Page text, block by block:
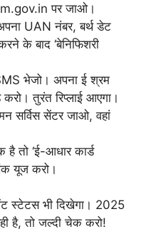
पर जाओ।
UAN नंबर, बर्थ डेट
के बाद ‘बेनिफिशरी
भेजो। अपना ई श्रम
तुरंत रिप्लाई आएगा।
सर्विस सेंटर जाओ, वहां
तो ‘ई-आधार कार्ड
यूज करो।
स्टेटस भी दिखेगा। 2025
है, तो जल्दी चेक करो!